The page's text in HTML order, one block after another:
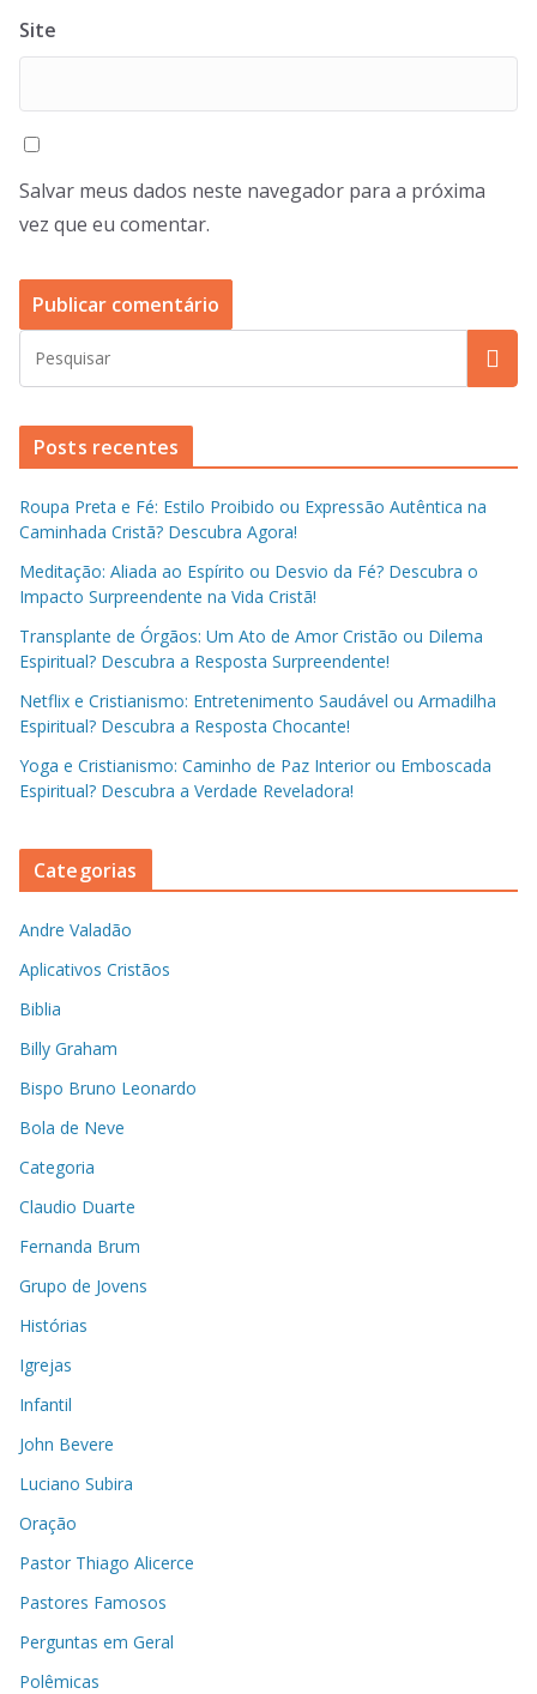
Site
Salvar meus dados neste navegador para a próxima
vez que eu comentar.
Posts recentes
Roupa Preta e Fé: Estilo Proibido ou Expressão Autêntica na
Caminhada Cristã? Descubra Agora!
Meditação: Aliada ao Espírito ou Desvio da Fé? Descubra o
Impacto Surpreendente na Vida Cristã!
Transplante de Órgãos: Um Ato de Amor Cristão ou Dilema
Espiritual? Descubra a Resposta Surpreendente!
Netflix e Cristianismo: Entretenimento Saudável ou Armadilha
Espiritual? Descubra a Resposta Chocante!
Yoga e Cristianismo: Caminho de Paz Interior ou Emboscada
Espiritual? Descubra a Verdade Reveladora!
Categorias
Andre Valadão
Aplicativos Cristãos
Biblia
Billy Graham
Bispo Bruno Leonardo
Bola de Neve
Categoria
Claudio Duarte
Fernanda Brum
Grupo de Jovens
Histórias
Igrejas
Infantil
John Bevere
Luciano Subira
Oração
Pastor Thiago Alicerce
Pastores Famosos
Perguntas em Geral
Polêmicas